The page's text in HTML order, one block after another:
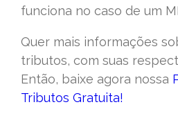
funciona no caso de um
Quer mais informações
tributos, com suas
Então, baixe agora nossa
Tributos Gratuita!